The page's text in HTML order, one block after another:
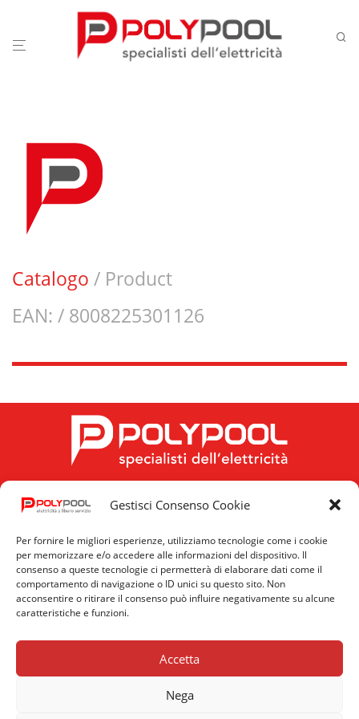
Gestisci Consenso Cookie
Per fornire le migliori esperienze, utilizziamo tecnologie come i cookie
per memorizzare e/o accedere alle informazioni del dispositivo. Il
consenso a queste tecnologie ci permetterà di elaborare dati come il
comportamento di navigazione o ID unici su questo sito. Non
acconsentire o ritirare il consenso può influire negativamente su alcune
caratteristiche e funzioni.
Accetta
Nega
Catalogo / Product
EAN: / 8008225301126
Privacy
Cookie
Policy
News